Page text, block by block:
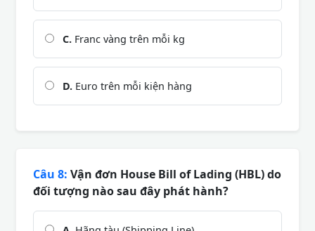
C. Franc vàng trên mỗi kg
D. Euro trên mỗi kiện hàng
Câu 8: Vận đơn House Bill of Lading (HBL) do
đối tượng nào sau đây phát hành?